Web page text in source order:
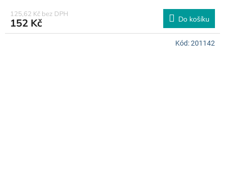
125,62 Kč bez DPH
152 Kč Do košíku
Kód:201142